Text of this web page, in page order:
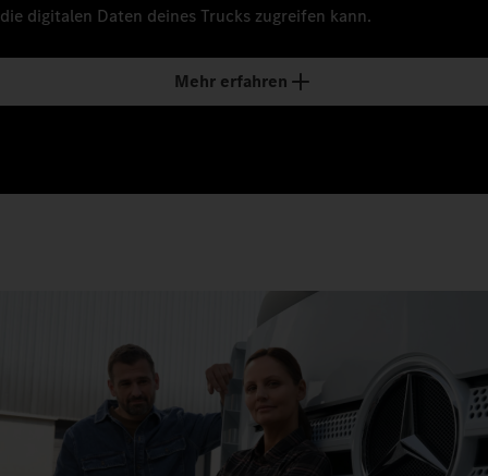
die digitalen Daten deines Trucks zugreifen kann.
Mehr erfahren